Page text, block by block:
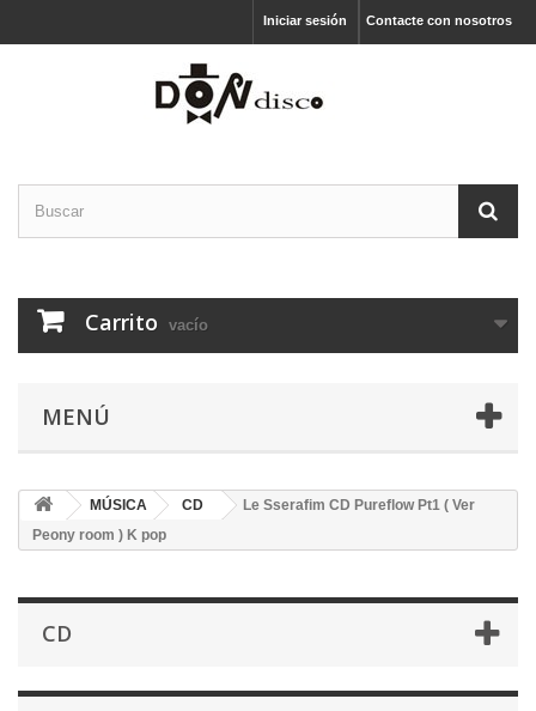
Contacte con nosotros
Iniciar sesión
Carrito vacío
MENÚ
MÚSICA CD
Le Sserafim CD Pureflow Pt1 ( Ver
Peony room ) K pop
CD